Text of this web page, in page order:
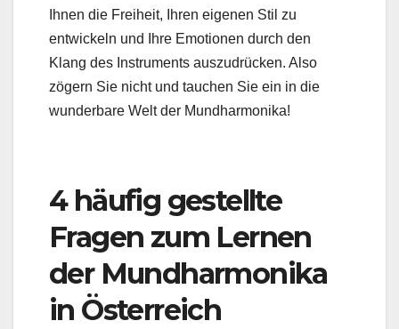
Ihnen die Freiheit, Ihren eigenen Stil zu
entwickeln und Ihre Emotionen durch den
Klang des Instruments auszudrücken. Also
zögern Sie nicht und tauchen Sie ein in die
wunderbare Welt der Mundharmonika!
4 häufig gestellte
Fragen zum Lernen
der Mundharmonika
in Österreich